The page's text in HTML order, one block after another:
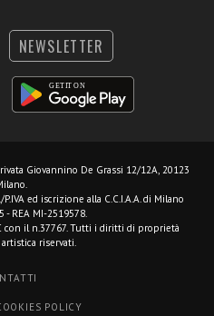
NEWSLETTER
Giovannino De Grassi 12/12A, 20123
ed iscrizione alla C.C.I.A.A. di Milano
- REA MI-2519578.
con il n.37767. Tutti i diritti di proprietà
riservati.
POLICY